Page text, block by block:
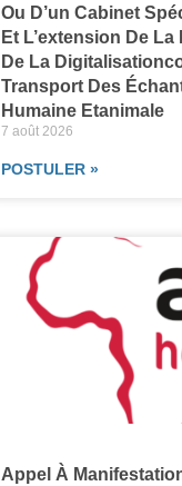
Ou D’un Cabinet
Et L’extension De
De La
Transport Des
Humaine Etanimale
7 août 2026
POSTULER »
Appel À